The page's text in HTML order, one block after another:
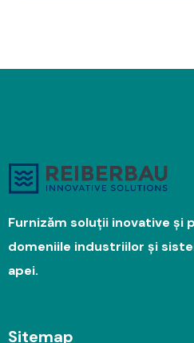
Furnizăm soluții inovative și
domeniile industriilor și
apei.
Sitemap